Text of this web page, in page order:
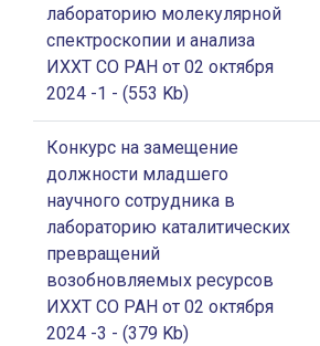
лабораторию молекулярной
спектроскопии и анализа
ИХХТ СО РАН от 02 октября
2024 -1 - (553 Kb)
Конкурс на замещение
должности младшего
научного сотрудника в
лабораторию каталитических
превращений
возобновляемых ресурсов
ИХХТ СО РАН от 02 октября
2024 -3 - (379 Kb)